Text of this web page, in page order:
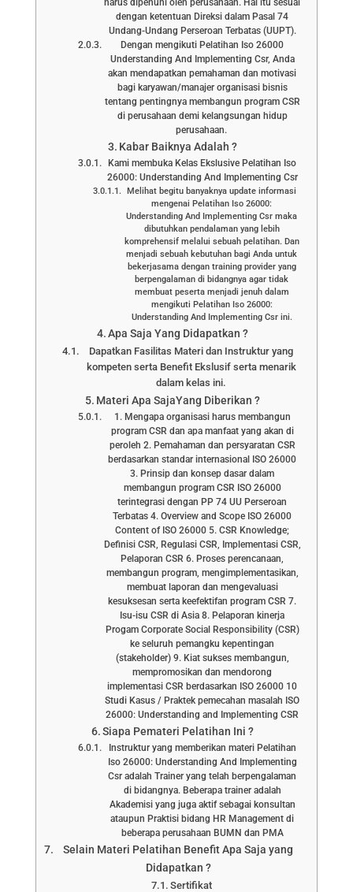
harus dipenuhi oleh perusahaan. Hal itu sesuai
dengan ketentuan Direksi dalam Pasal 74
Undang-Undang Perseroan Terbatas (UUPT).
Dengan mengikuti Pelatihan Iso 26000
Understanding And Implementing Csr, Anda
akan mendapatkan pemahaman dan motivasi
bagi karyawan/manajer organisasi bisnis
tentang pentingnya membangun program CSR
di perusahaan demi kelangsungan hidup
perusahaan.
Kabar Baiknya Adalah ?
Kami membuka Kelas Ekslusive Pelatihan Iso
26000: Understanding And Implementing Csr
Melihat begitu banyaknya update informasi
mengenai Pelatihan Iso 26000:
Understanding And Implementing Csr maka
dibutuhkan pendalaman yang lebih
komprehensif melalui sebuah pelatihan. Dan
menjadi sebuah kebutuhan bagi Anda untuk
bekerjasama dengan training provider yang
berpengalaman di bidangnya agar tidak
membuat peserta menjadi jenuh dalam
mengikuti Pelatihan Iso 26000:
Understanding And Implementing Csr ini.
Apa Saja Yang Didapatkan ?
Dapatkan Fasilitas Materi dan Instruktur yang
kompeten serta Benefit Ekslusif serta menarik
dalam kelas ini.
Materi Apa SajaYang Diberikan ?
1. Mengapa organisasi harus membangun
program CSR dan apa manfaat yang akan di
peroleh 2. Pemahaman dan persyaratan CSR
berdasarkan standar internasional ISO 26000
3. Prinsip dan konsep dasar dalam
membangun program CSR ISO 26000
terintegrasi dengan PP 74 UU Perseroan
Terbatas 4. Overview and Scope ISO 26000
Content of ISO 26000 5. CSR Knowledge;
Definisi CSR, Regulasi CSR, Implementasi CSR,
Pelaporan CSR 6. Proses perencanaan,
membangun program, mengimplementasikan,
membuat laporan dan mengevaluasi
kesuksesan serta keefektifan program CSR 7.
Isu-isu CSR di Asia 8. Pelaporan kinerja
Progam Corporate Social Responsibility (CSR)
ke seluruh pemangku kepentingan
(stakeholder) 9. Kiat sukses membangun,
mempromosikan dan mendorong
implementasi CSR berdasarkan ISO 26000 10
Studi Kasus / Praktek pemecahan masalah ISO
26000: Understanding and Implementing CSR
Siapa Pemateri Pelatihan Ini ?
Instruktur yang memberikan materi Pelatihan
Iso 26000: Understanding And Implementing
Csr adalah Trainer yang telah berpengalaman
di bidangnya. Beberapa trainer adalah
Akademisi yang juga aktif sebagai konsultan
ataupun Praktisi bidang HR Management di
beberapa perusahaan BUMN dan PMA
Selain Materi Pelatihan Benefit Apa Saja yang
Didapatkan ?
Sertifikat